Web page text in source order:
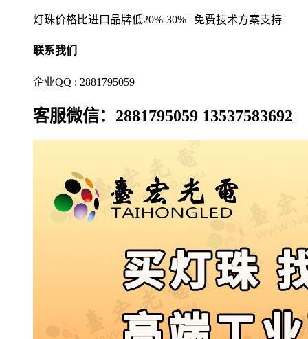
灯珠价格比进口品牌低20%-30% | 免费技术方案支持
联系我们
企业QQ : 2881795059
客服微信：2881795059 13537583692